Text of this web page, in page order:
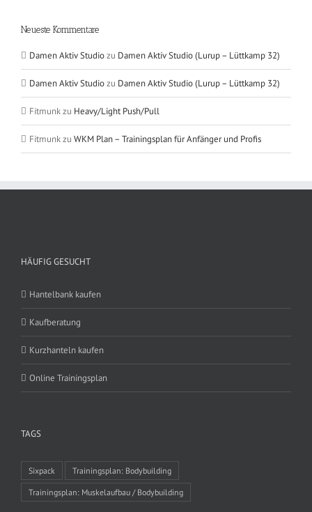
Neueste Kommentare
Damen Aktiv Studiozu Damen Aktiv Studio (Lurup – Lüttkamp 32)
Damen Aktiv Studiozu Damen Aktiv Studio (Lurup – Lüttkamp 32)
Fitmunkzu Heavy/Light Push/Pull
Fitmunkzu WKM Plan – Trainingsplan für Anfänger und Profis
HÄUFIG GESUCHT
Hantelbank kaufen
Kaufberatung
Kurzhanteln kaufen
Online Trainingsplan
TAGS
Sixpack Trainingsplan: Bodybuilding
Trainingsplan: Muskelaufbau / Bodybuilding